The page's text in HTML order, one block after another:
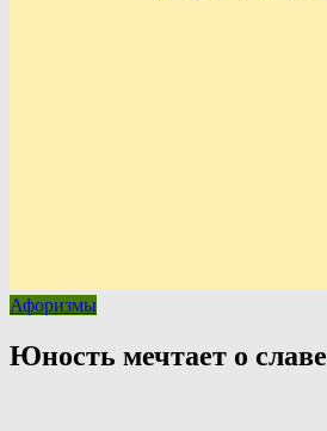
Афоризмы
Юность мечтает о славе